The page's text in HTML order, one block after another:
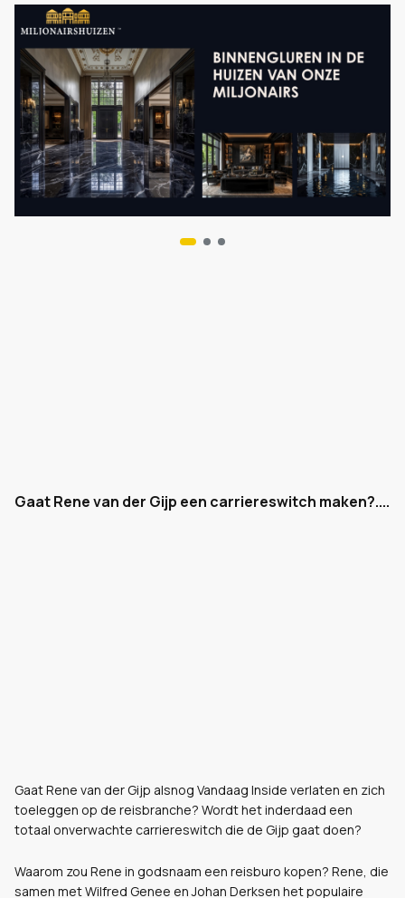
Gaat Rene van der Gijp een carriereswitch maken?....
Gaat Rene van der Gijp alsnog Vandaag Inside verlaten en zich
toeleggen op de reisbranche? Wordt het inderdaad een
totaal onverwachte carriereswitch die de Gijp gaat doen?
Waarom zou Rene in godsnaam een reisburo kopen? Rene, die
samen met Wilfred Genee en Johan Derksen het populaire